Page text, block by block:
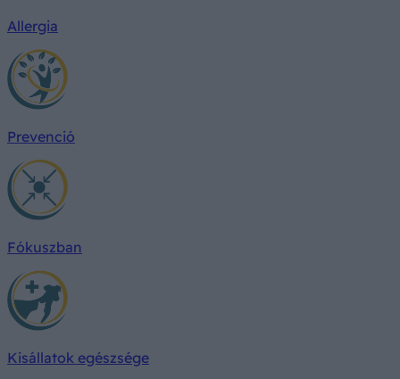
Allergia
Prevenció
Fókuszban
Kisállatok egészsége